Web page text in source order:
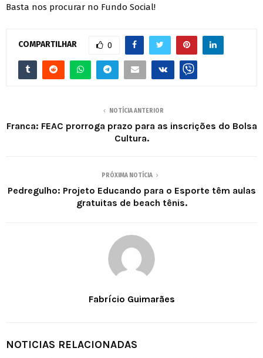
Basta nos procurar no Fundo Social!
COMPARTILHAR 0
NOTÍCIA ANTERIOR
Franca: FEAC prorroga prazo para as inscrições do Bolsa
Cultura.
PRÓXIMA NOTÍCIA
Pedregulho: Projeto Educando para o Esporte têm aulas
gratuitas de beach tênis.
Fabrício Guimarães
NOTICIAS RELACIONADAS